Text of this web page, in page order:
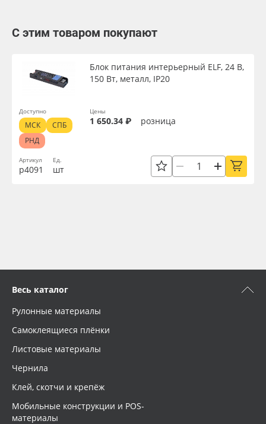
С этим товаром покупают
Артикул
р4091
Блок питания интерьерный ELF, 24 В,
150 Вт, металл, IP20
Ед.
шт
Цены
1 650.34 ₽ розница
Доступно
МСК
СПБ
РНД
Весь каталог
Рулонные материалы
Самоклеящиеся плёнки
Листовые материалы
Чернила
Клей, скотчи и крепёж
Мобильные конструкции и POS-
материалы